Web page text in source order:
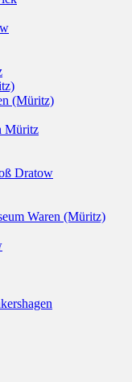
(Müritz)
Müritz
Dratow
Waren (Müritz)